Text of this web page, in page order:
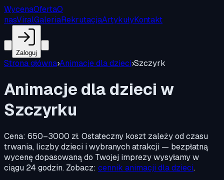
WycenaOfertaO
nasViralGaleriaRekrutacjaArtykułyKontakt
Zaloguj
Strona główna›Animacje dla dzieci›Szczyrk
Animacje dla dzieci w
Szczyrku
Cena: 650–3000 zł.Ostateczny koszt zależy od czasu
trwania, liczby dzieci i wybranych atrakcji — bezpłatną
wycenę dopasowaną do Twojej imprezy wysyłamy w
ciągu 24 godzin. Zobacz: cennik animacji dla dzieci.